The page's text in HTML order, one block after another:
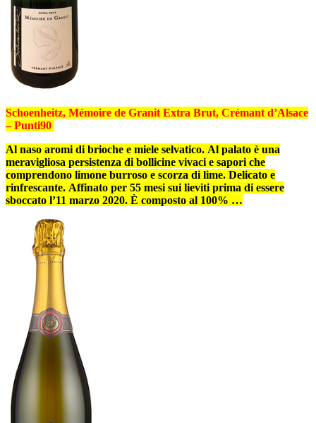
Schoenheitz, Mémoire de Granit Extra Brut, Crémant d’Alsace
–Punti90
Al naso aromi di brioche e miele selvatico. Al palato è una
meravigliosa persistenza di bollicine vivaci e sapori che
comprendono limone burroso e scorza di lime. Delicato e
rinfrescante. Affinato per 55 mesi sui lieviti prima di essere
sboccato l’11 marzo 2020. È composto al 100% …